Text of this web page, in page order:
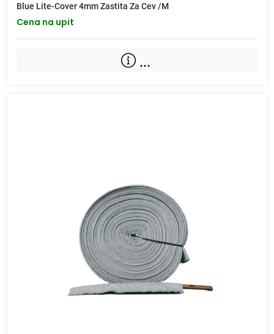
Blue Lite-Cover 4mm Zastita Za Cev /M
Cena na upit
...